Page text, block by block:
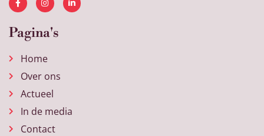
Pagina's
Home
Over ons
Actueel
In de media
Contact